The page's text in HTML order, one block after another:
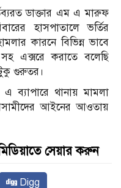
ডাক্তার এম এ মারুফ
হাসপাতালে ভর্তির
কারনে বিভিন্ন ভাবে
এক্সরে করাতে বলেছি
গুরুতর।
ব্যাপারে থানায় মামলা
আইনের আওতায়
সেয়ার করুন
Digg